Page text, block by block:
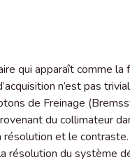
qui apparaît comme la
n’est pas
de Freinage
du collimateur
résolution et le contraste.
résolution du système